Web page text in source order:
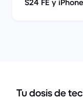
S24 FE y
Tu dosis de